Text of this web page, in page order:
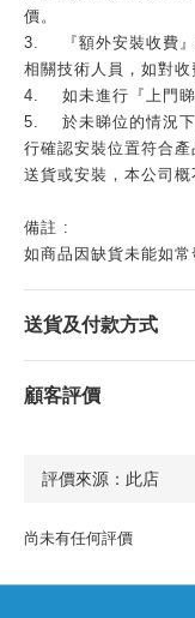
價。
3.
『額外安裝收費
相關技術人員，如對收
4.
如未進行『上門
5.
於未睇位的情況
行確認安裝位置符合
送貨或安裝，本公司概
備註 :
如商品因缺貨未能如
送貨及付款方式
顧客評價
尚未有任何評價